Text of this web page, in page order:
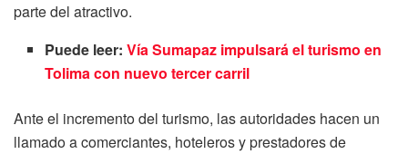
parte del atractivo.
Puede leer:Vía Sumapaz impulsará el turismo en
Tolima con nuevo tercer carril
Ante el incremento del turismo, las autoridades hacen un
llamado a comerciantes, hoteleros y prestadores de